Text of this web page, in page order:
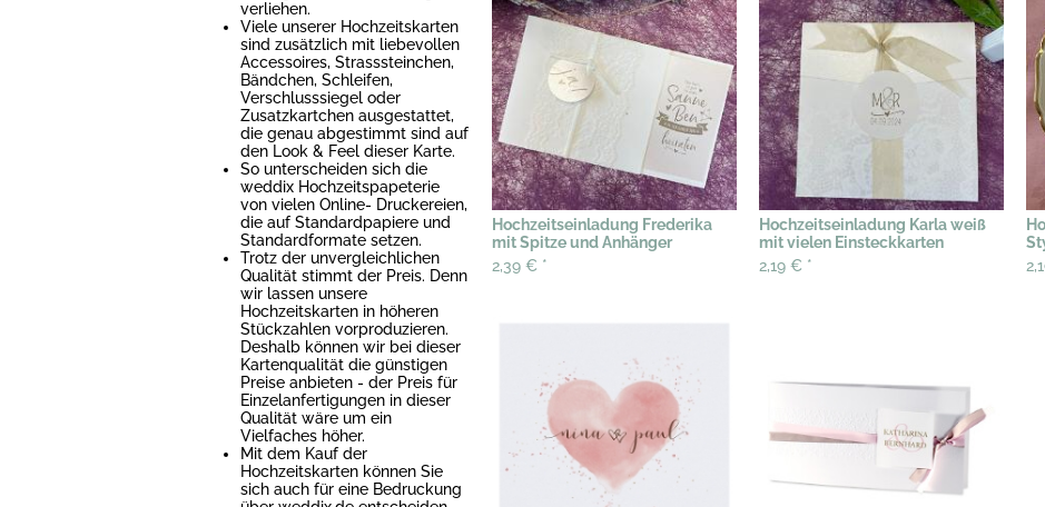
verliehen.
Viele unserer Hochzeitskarten
sind zusätzlich mit liebevollen
Accessoires, Strasssteinchen,
Bändchen, Schleifen,
Verschlusssiegel oder
Zusatzkartchen ausgestattet,
die genau abgestimmt sind auf
den Look & Feel dieser Karte.
So unterscheiden sich die
weddix Hochzeitspapeterie
von vielen Online- Druckereien,
die auf Standardpapiere und
Standardformate setzen.
Trotz der unvergleichlichen
Qualität stimmt der Preis. Denn
wir lassen unsere
Hochzeitskarten in höheren
Stückzahlen vorproduzieren.
Deshalb können wir bei dieser
Kartenqualität die günstigen
Preise anbieten - der Preis für
Einzelanfertigungen in dieser
Qualität wäre um ein
Vielfaches höher.
Mit dem Kauf der
Hochzeitskarten können Sie
sich auch für eine Bedruckung
Hochzeitseinladung Frederika
mit Spitze und Anhänger
2,39 € *
Hochzeitseinladung Karla weiß
mit vielen Einsteckkarten
2,19 € *